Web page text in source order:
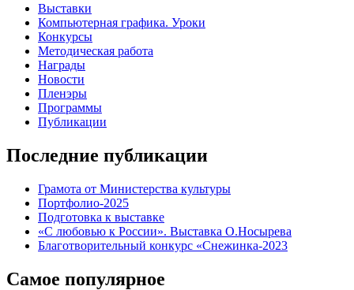
Выставки
Компьютерная графика. Уроки
Конкурсы
Методическая работа
Награды
Новости
Пленэры
Программы
Публикации
Последние публикации
Грамота от Министерства культуры
Портфолио-2025
Подготовка к выставке
«С любовью к России». Выставка О.Носырева
Благотворительный конкурс «Снежинка-2023
Самое популярное